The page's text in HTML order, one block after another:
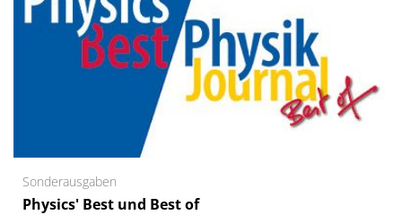
Sonderausgaben
Physics' Best und Best of